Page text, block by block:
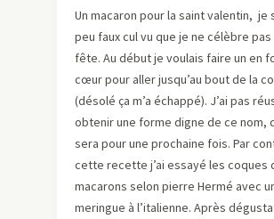
Un macaron pour la saint valentin, je
peu faux cul vu que je ne célèbre
fête. Au début je voulais faire un en
cœur pour aller jusqu’au bout de la
(désolé ça m’a échappé). J’ai pas
obtenir une forme digne de ce nom,
sera pour une prochaine fois. Par
cette recette j’ai essayé les coques
macarons selon pierre Hermé avec
meringue à l’italienne. Après